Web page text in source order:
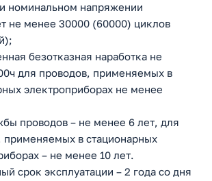
номинальном напряжении
не менее 30000 (60000) циклов
безотказная наработка не
для проводов, применяемых в
электроприборах не менее
проводов – не менее 6 лет, для
применяемых в стационарных
– не менее 10 лет.
срок эксплуатации – 2 года со дня